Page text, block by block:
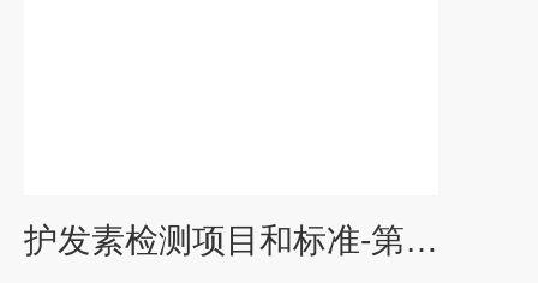
护发素检测项目和标准-第三方检测机构